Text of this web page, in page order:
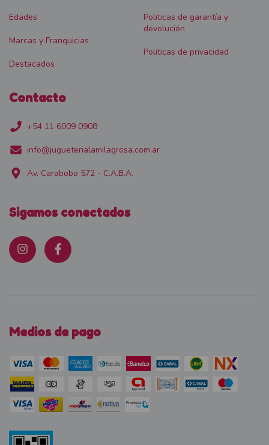
Edades
Marcas y Franquicias
Destacados
Politicas de garantía y
devolución
Politicas de privacidad
Contacto
+54 11 6009 0908
info@jugueterialamilagrosa.com.ar
Av. Carabobo 572 - C.A.B.A.
Sigamos conectados
Medios de pago